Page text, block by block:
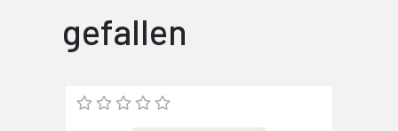
gefallen